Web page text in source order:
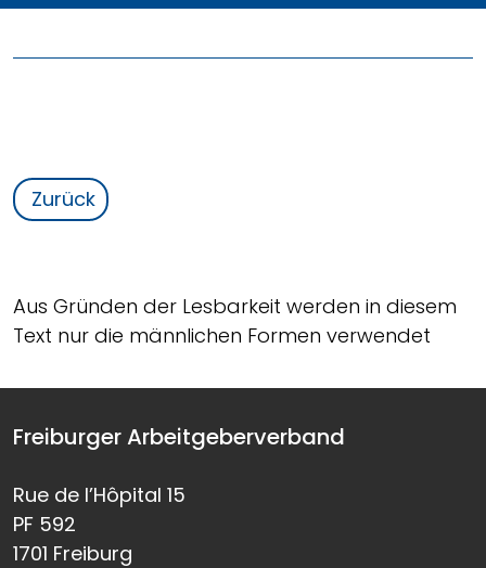
Zurück
Aus Gründen der Lesbarkeit werden in diesem
Text nur die männlichen Formen verwendet
Freiburger Arbeitgeberverband
Rue de l’Hôpital 15
PF 592
1701 Freiburg